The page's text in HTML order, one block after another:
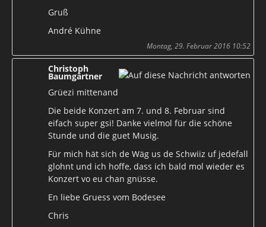
Gruß
André Kühne
Montag, 29. Februar 2016 10:52
Christoph
Baumgärtner
Grüezi mittenand
Die beide Konzert am 7. und 8. Februar sind
eifach super gsi! Danke vielmol für die schöne
Stunde und die guet Musig.
Für mich hät sich de Wäg us de Schwiiz uf jedefall
glohnt und ich hoffe, dass ich bald mol wieder es
Konzert vo eu chan gnüsse.
En liebe Gruess vom Bodesee
Chris